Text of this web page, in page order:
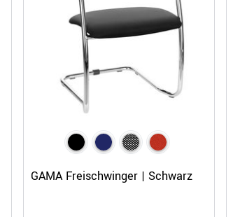
GAMA Freischwinger | Schwarz